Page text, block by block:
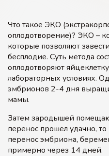
Что такое ЭКО
оплодотворение)? ЭКО –
которые позволяют
бесплодие. Суть метода
оплодотворяют
лабораторных условиях.
эмбрионов 2-4 дня
мамы.
Затем зародышей
перенос прошел удачно, то
перенос эмбриона,
примерно через 14 дней.